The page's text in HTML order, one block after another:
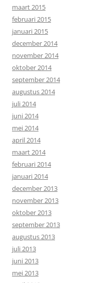
maart 2015
februari 2015
januari 2015
december 2014
november 2014
oktober 2014
september 2014
augustus 2014
juli 2014
juni 2014
mei 2014
april 2014
maart 2014
februari 2014
januari 2014
december 2013
november 2013
oktober 2013
september 2013
augustus 2013
juli 2013
juni 2013
mei 2013